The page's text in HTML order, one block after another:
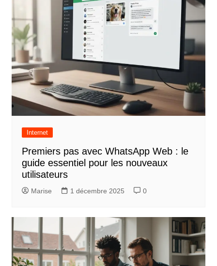
Internet
Premiers pas avec WhatsApp Web : le
guide essentiel pour les nouveaux
utilisateurs
Marise 1 décembre 2025 0